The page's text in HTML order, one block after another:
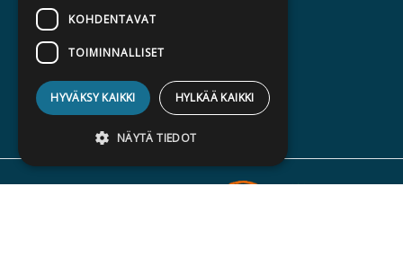
ENNAKKOTILATTAVAT
LAHJAKORTTI
KOHDENTAVAT
TOIMINNALLISET
HYVÄKSY KAIKKI HYLKÄÄ KAIKKI
NÄYTÄ TIEDOT